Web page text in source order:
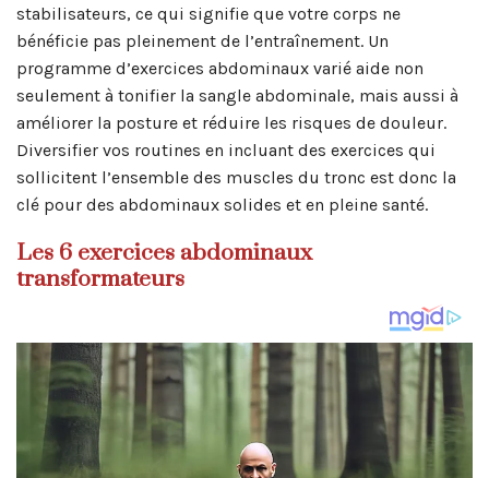
stabilisateurs, ce qui signifie que votre corps ne
bénéficie pas pleinement de l’entraînement. Un
programme d’exercices abdominaux varié aide non
seulement à tonifier la sangle abdominale, mais aussi à
améliorer la posture et réduire les risques de douleur.
Diversifier vos routines en incluant des exercices qui
sollicitent l’ensemble des muscles du tronc est donc la
clé pour des abdominaux solides et en pleine santé.
Les 6 exercices abdominaux
transformateurs